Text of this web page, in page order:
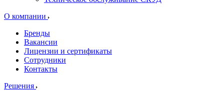
О компании
Бренды
Вакансии
Лицензии и сертификаты
Сотрудники
Контакты
Решения